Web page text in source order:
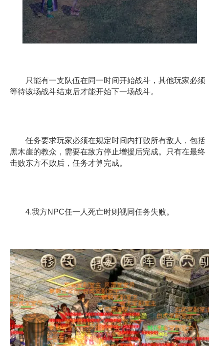
只能有一支队伍在同一时间开始战斗，其他玩家必须
等待该场战斗结束后才能开始下一场战斗。
任务要求玩家必须在规定时间内打败所有敌人，包括
黑木崖的教众，需要在敌方停止增援后完成。只有在最终
击败东方不败后，任务才算完成。
4.我方NPC任一人死亡时则视同任务失败。